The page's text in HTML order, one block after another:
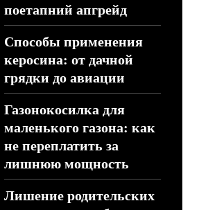
поетапний апгрейд
Способы применения
керосина: от дачной
грядки до авиации
Газонокосилка для
маленького газона: как
не переплатить за
лишнюю мощность
Лишение родительских